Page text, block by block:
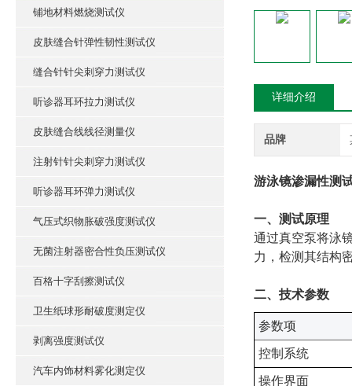
铺地材料燃烧测试仪
皮肤缝合针弹性韧性测试仪
缝合针针尖刺穿力测试仪
听诊器耳环拉力测试仪
皮肤缝合线线径测量仪
注射针针尖刺穿力测试仪
听诊器耳环弹力测试仪
气压式织物胀破强度测试仪
无菌注射器密合性负压测试仪
百格十字刮擦测试仪
卫生纸球形耐破度测定仪
剥离强度测试仪
汽车内饰材料雾化测定仪
详细介绍
品牌
游泳镜渗漏性测
一、测试原理
通过真空泵将泳
力，检测其结构
二、技术参数
‌参数项‌
控制系统
操作界面